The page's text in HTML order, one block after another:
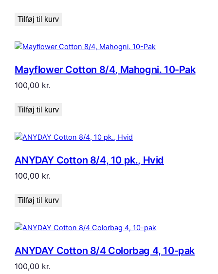
Tilføj til kurv
Mayflower Cotton 8/4, Mahogni. 10-Pak
100,00 kr.
Tilføj til kurv
ANYDAY Cotton 8/4, 10 pk., Hvid
100,00 kr.
Tilføj til kurv
ANYDAY Cotton 8/4 Colorbag 4, 10-pak
100,00 kr.